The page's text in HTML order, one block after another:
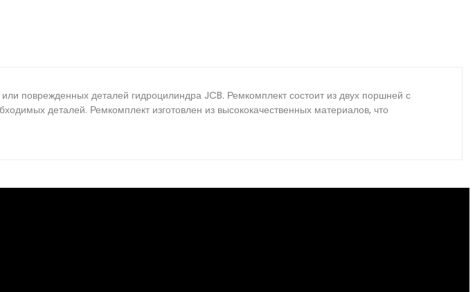
поврежденных деталей гидроцилиндра JCB. Ремкомплект состоит из двух поршней с
деталей. Ремкомплект изготовлен из высококачественных материалов, что